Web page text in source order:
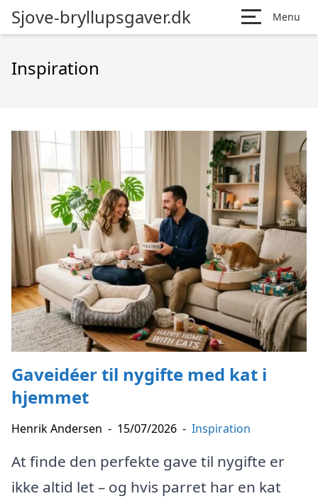
Sjove-bryllupsgaver.dk Menu
Inspiration
Gaveidéer til nygifte med kat i
hjemmet
Henrik Andersen - 15/07/2026 - Inspiration
At finde den perfekte gave til nygifte er
ikke altid let – og hvis parret har en kat